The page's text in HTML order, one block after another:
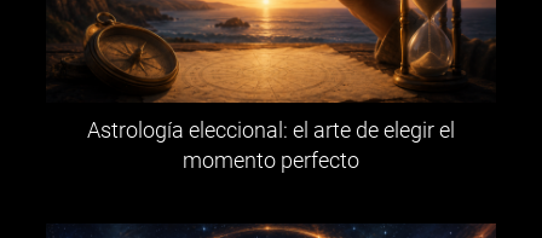
Astrología eleccional: el arte de elegir el
momento perfecto